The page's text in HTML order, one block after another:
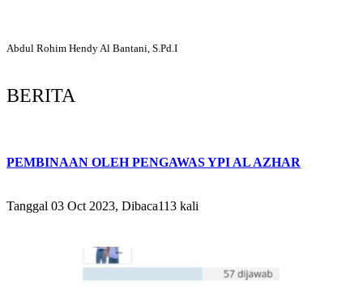
Abdul Rohim Hendy Al Bantani, S.Pd.I
BERITA
PEMBINAAN OLEH PENGAWAS YPI AL AZHAR
Tanggal 03 Oct 2023, Dibaca113 kali